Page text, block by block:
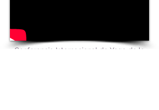
Conferencia Internacional de Yoga de la